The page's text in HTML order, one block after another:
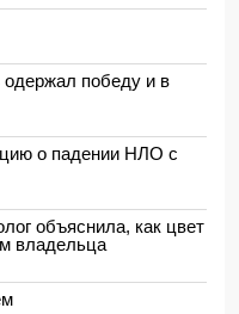
победу и в
о падении НЛО с
объяснила, как цвет
владельца